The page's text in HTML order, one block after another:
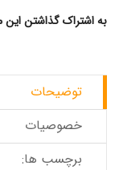
به اشتراک گذاشتن
توضیحات
خصوصیات
برچسب ها: